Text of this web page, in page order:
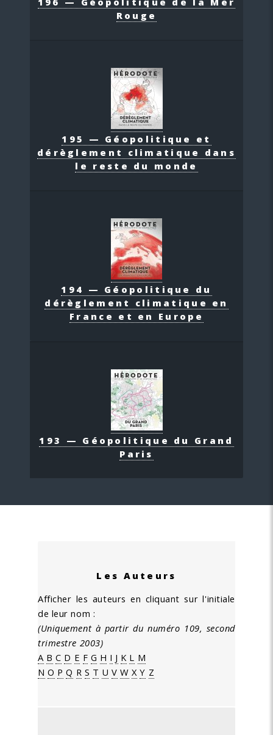
Rouge
195 — Géopolitique et
dérèglement climatique dans
le reste du monde
194 — Géopolitique du
dérèglement climatique en
France et en Europe
193 — Géopolitique du Grand
Paris
Les Auteurs
Afficher les auteurs en cliquant sur l'initiale
de leur nom :
(Uniquement à partir du numéro 109, second
trimestre 2003)
A B C D E F G H I J K L M
N O P Q R S T U V W X Y Z